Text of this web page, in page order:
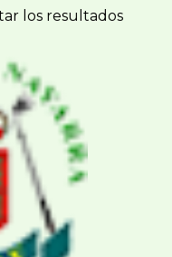
los resultados